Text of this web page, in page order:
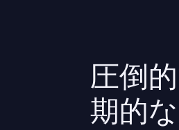
圧倒
期的